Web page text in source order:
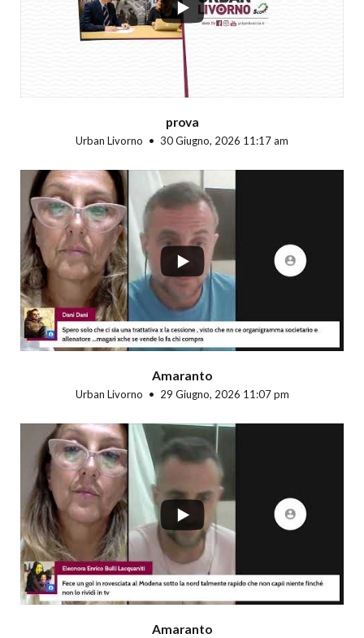
prova
Urban Livorno 30 Giugno, 2026 11:17 am
Amaranto
Urban Livorno 29 Giugno, 2026 11:07 pm
Amaranto